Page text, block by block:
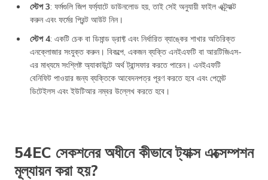
স্টেপ 3: ফর্মগুলি জিপ ফর্ম্যাটে ডাউনলোড হয়, তাই সেই অনুযায়ী ফাইল এক্ট্র্যাক্ট
করুন এবং ফর্মের প্রিন্ট আউট নিন।
স্টেপ 4: একটি চেক বা ডিমান্ড ড্রাফ্ট এবং নির্ধারিত ব্যাঙ্কের শাখার অতিরিক্ত
এনক্লোজার সংযুক্ত করুন। বিকল্পে, একজন ব্যক্তি এনইএফটি বা আরটিজিএস-
এর মাধ্যমে সংশ্লিষ্ট অ্যাকাউন্টে অর্থ ট্রান্সফার করতে পারেন। এনইএফটি
বেনিফিট পাওয়ার জন্য ব্যক্তিকে আবেদনপত্র পূরণ করতে হবে এবং পেমেন্ট
ডিটেইলস এবং ইউটিআর নম্বর উল্লেখ করতে হবে।
54EC সেকশনের অধীনে কীভাবে ট্যাক্স এক্সেম্পশন
মূল্যায়ন করা হয়?